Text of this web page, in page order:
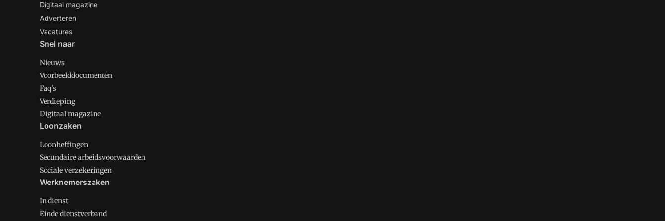
Digitaal magazine
Adverteren
Vacatures
Snel naar
Nieuws
Voorbeelddocumenten
Faq's
Verdieping
Digitaal magazine
Loonzaken
Loonheffingen
Secundaire arbeidsvoorwaarden
Sociale verzekeringen
Werknemerszaken
In dienst
Einde dienstverband